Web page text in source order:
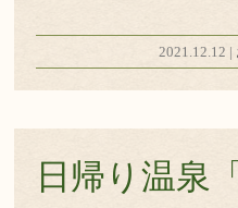
2021.12.12 |
日帰り温泉